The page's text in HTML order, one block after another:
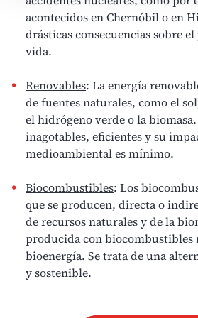
acontecidos en Chernóbil o en
drásticas consecuencias sobre
vida.
Renovables: La energía
de fuentes naturales, como el
el hidrógeno verde o la
inagotables, eficientesy su
medioambientales mínimo.
Biocombustibles: Los
que se producen, directa o
de recursos naturales y de la
producida con biocombustibles
bioenergía. Se trata de una
ysostenible.